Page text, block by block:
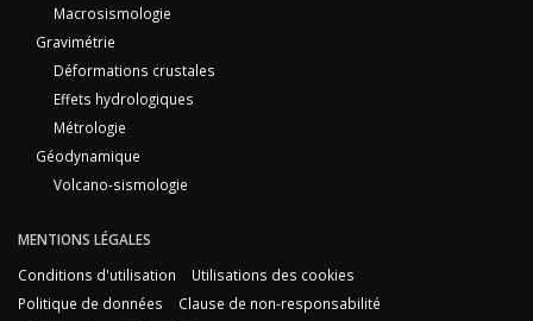
Macrosismologie
Gravimétrie
Déformations crustales
Effets hydrologiques
Métrologie
Géodynamique
Volcano-sismologie
MENTIONS LÉGALES
Conditions d'utilisation
Utilisations des cookies
Politique de données
Clause de non-responsabilité